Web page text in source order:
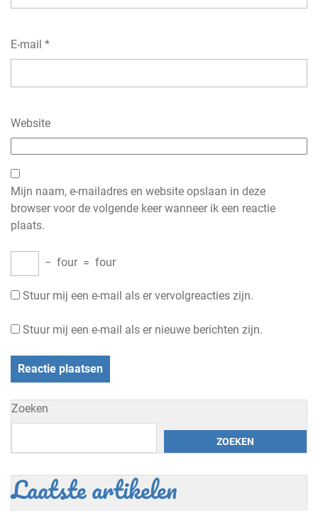
E-mail *
Website
Mijn naam, e-mailadres en website opslaan in deze
browser voor de volgende keer wanneer ik een reactie
plaats.
− four = four
Stuur mij een e-mail als er vervolgreacties zijn.
Stuur mij een e-mail als er nieuwe berichten zijn.
Zoeken
ZOEKEN
Laatste artikelen